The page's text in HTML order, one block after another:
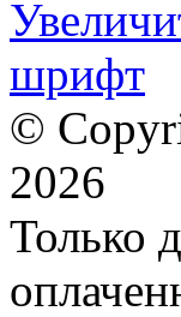
©
2026
Только